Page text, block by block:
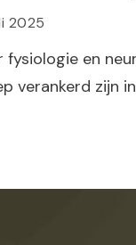
2025
fysiologie en
verankerd zijn